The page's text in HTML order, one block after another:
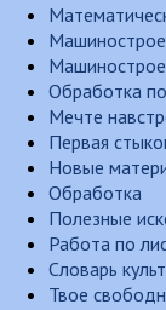
Обработка
Мечте
Первая
Новые
Обработка
Полезные
Работа по
Словарь
Твое